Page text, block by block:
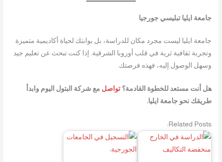
جامعة ايليا تبليسي جورجيا
جامعة ايليا ليست مجرد مكان للدراسة، بل بوابتك لحياة أكاديمية متميزة
وتجربة ثقافية ثرية في قلب أوروبا الشرقية. إذا كنت تبحث عن تعليم جيد
وسهل الوصول إليه، فهذه فرصتك.
هل أنت مستعد للخطوة القادمة؟تواصل مع شركة البتول اليوم وابدأ
طريقك نحو جامعة ايليا.
Related Posts: